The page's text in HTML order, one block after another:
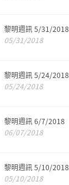
黎明週訊 5/31/2018
05/31/2018
黎明週訊 5/24/2018
05/24/2018
黎明週訊 6/7/2018
06/07/2018
黎明週訊 5/10/2018
05/10/2018